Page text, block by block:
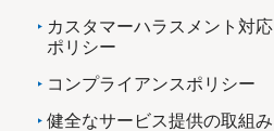
カスタマーハラスメント対応
ポリシー
コンプライアンスポリシー
健全なサービス提供の取組み